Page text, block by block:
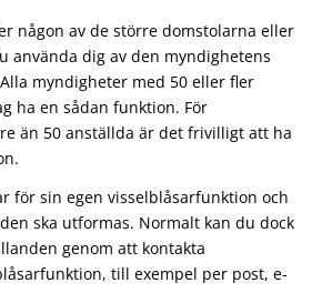
någon av de större domstolarna eller
använda dig av den myndighetens
myndigheter med 50 eller fler
ha en sådan funktion. För
än 50 anställda är det frivilligt att ha
för sin egen visselblåsarfunktion och
ska utformas. Normalt kan du dock
genom att kontakta
till exempel per post, e-